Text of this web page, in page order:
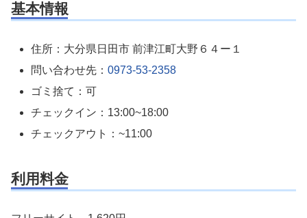
基本情報
住所：大分県日田市 前津江町大野６４ー１
問い合わせ先：0973-53-2358
ゴミ捨て：可
チェックイン：13:00~18:00
チェックアウト：~11:00
利用料金